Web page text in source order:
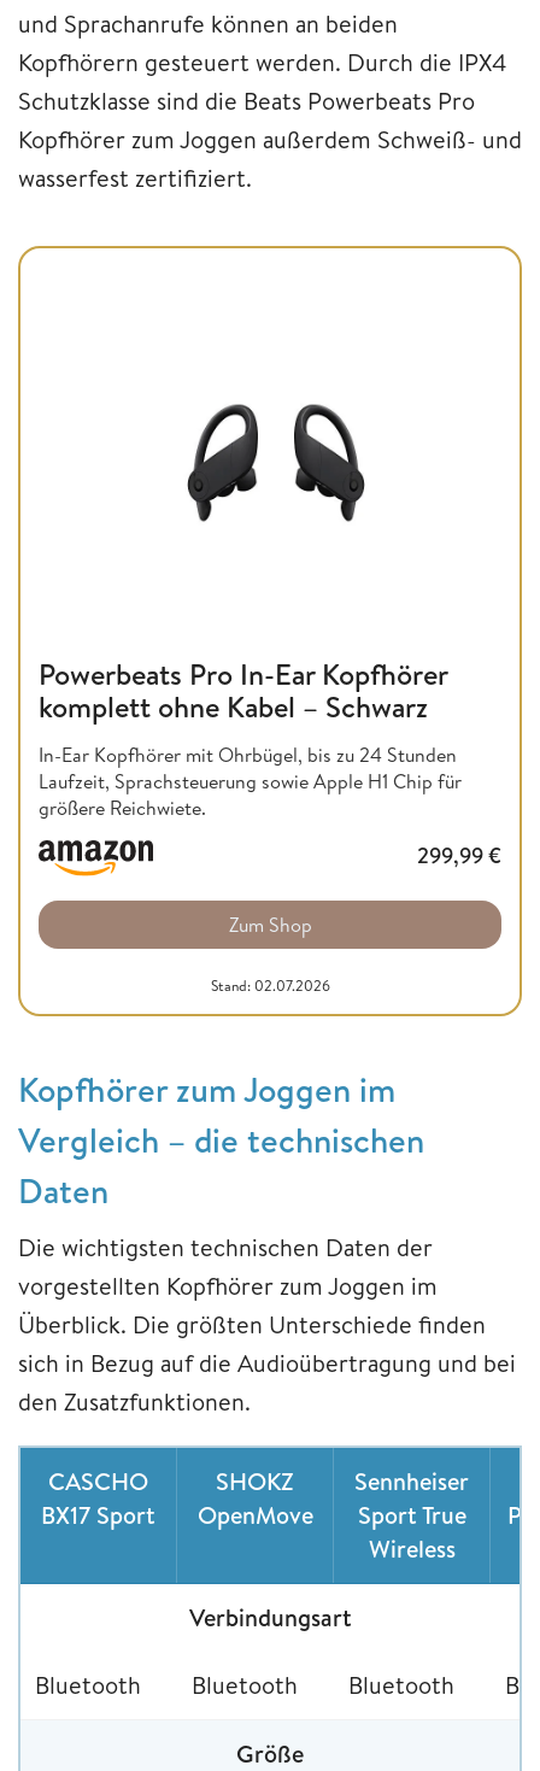
und Sprachanrufe können an beiden
Kopfhörern gesteuert werden. Durch die IPX4
Schutzklasse sind die Beats Powerbeats Pro
Kopfhörer zum Joggen außerdem Schweiß- und
wasserfest zertifiziert.
Powerbeats Pro In-Ear Kopfhörer
komplett ohne Kabel – Schwarz
In-Ear Kopfhörer mit Ohrbügel, bis zu 24 Stunden
Laufzeit, Sprachsteuerung sowie Apple H1 Chip für
größere Reichwiete.
299,99€
Zum Shop
Stand: 02.07.2026
Kopfhörer zum Joggen im
Vergleich – die technischen
Daten
Die wichtigsten technischen Daten der
vorgestellten Kopfhörer zum Joggen im
Überblick. Die größten Unterschiede finden
sich in Bezug auf die Audioübertragung und bei
den Zusatzfunktionen.
CASCHO
BX17 Sport
SHOKZ
OpenMove
Sennheiser
Sport True
Wireless
Verbindungsart
Bluetooth Bluetooth Bluetooth
Größe